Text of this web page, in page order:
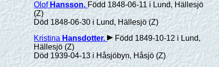
Olof Hansson.Född 1848-06-11 i Lund, Hällesjö
(Z)
Död 1848-06-30 i Lund, Hällesjö (Z)
Kristina Hansdotter.
Född 1849-10-12 i Lund,
Hällesjö (Z)
Död 1939-04-13 i Håsjöbyn, Håsjö (Z)